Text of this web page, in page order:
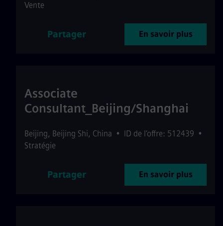
Vente
Partager En savoir plus
Associate
Consultant_Beijing/Shanghai
Beijing, Beijing Shi, China • ID de l’offre: 512439 •
Stratégie
Partager En savoir plus